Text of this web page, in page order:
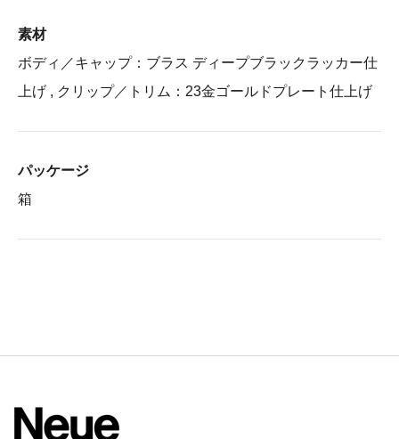
素材
ボディ／キャップ：ブラス ディープブラックラッカー仕
上げ , クリップ／トリム：23金ゴールドプレート仕上げ
パッケージ
箱